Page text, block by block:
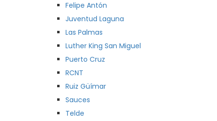
Felipe Antón
Juventud Laguna
Las Palmas
Luther King San Miguel
Puerto Cruz
RCNT
Ruiz Güímar
Sauces
Telde